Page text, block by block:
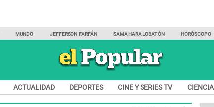
MUNDO JEFFERSON FARFÁN SAMAHARA LOBATÓN HORÓSCOPO
ACTUALIDAD DEPORTES CINE Y SERIES TV CIENCIA